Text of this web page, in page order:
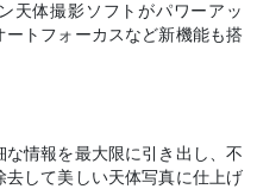
天体撮影ソフトがパワーアッ
トフォーカスなど新機能も搭
情報を最大限に引き出し、不
して美しい天体写真に仕上げ